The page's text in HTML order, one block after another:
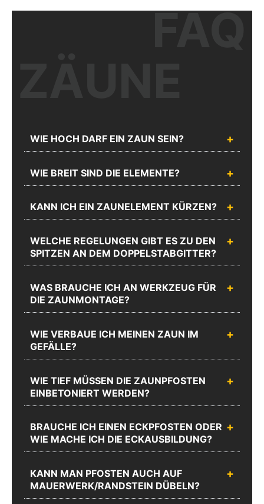
Sie mit
uns
Unseren
erreichen Sie
Mo.-Do.:
08:00 -
Fr.: 08:00 -
16:00
Zum
Chat
Rufen Sie
Sie erreichen
uns unter
8873-1200
Mo.-Do.:
08:00 -
17:00 und
Fr.: 08:00 -
16:00
FAQ
WIE HOCH DARF EIN ZAUN SEIN?
WIE BREIT SIND DIE ELEMENTE?
KANN ICH EIN ZAUNELEMENT KÜRZEN?
WELCHE REGELUNGEN GIBT ES ZU DEN
SPITZEN AN DEM DOPPELSTABGITTER?
WAS BRAUCHE ICH AN WERKZEUG FÜR
DIE ZAUNMONTAGE?
WIE VERBAUE ICH MEINEN ZAUN IM
GEFÄLLE?
WIE TIEF MÜSSEN DIE ZAUNPFOSTEN
EINBETONIERT WERDEN?
BRAUCHE ICH EINEN ECKPFOSTEN ODER
WIE MACHE ICH DIE ECKAUSBILDUNG?
KANN MAN PFOSTEN AUCH AUF
MAUERWERK/RANDSTEIN DÜBELN?